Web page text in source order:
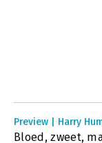
Preview | Harry
Bloed, zweet,